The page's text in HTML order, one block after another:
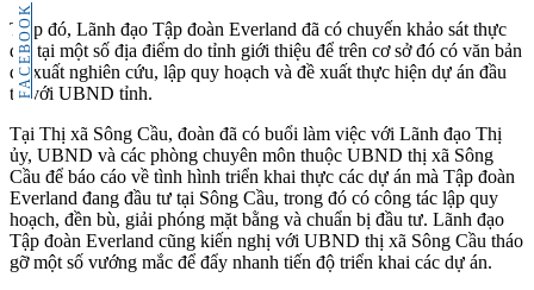
FACEBOOK
Tiếp đó, Lãnh đạo Tập đoàn Everland đã có chuyến khảo sát thực
địa tại một số địa điểm do tỉnh giới thiệu để trên cơ sở đó có văn bản
đề xuất nghiên cứu, lập quy hoạch và đề xuất thực hiện dự án đầu
tư với UBND tỉnh.
Tại Thị xã Sông Cầu, đoàn đã có buổi làm việc với Lãnh đạo Thị
ủy, UBND và các phòng chuyên môn thuộc UBND thị xã Sông
Cầu để báo cáo về tình hình triển khai thực các dự án mà Tập đoàn
Everland đang đầu tư tại Sông Cầu, trong đó có công tác lập quy
hoạch, đền bù, giải phóng mặt bằng và chuẩn bị đầu tư. Lãnh đạo
Tập đoàn Everland cũng kiến nghị với UBND thị xã Sông Cầu tháo
gỡ một số vướng mắc để đẩy nhanh tiến độ triển khai các dự án.